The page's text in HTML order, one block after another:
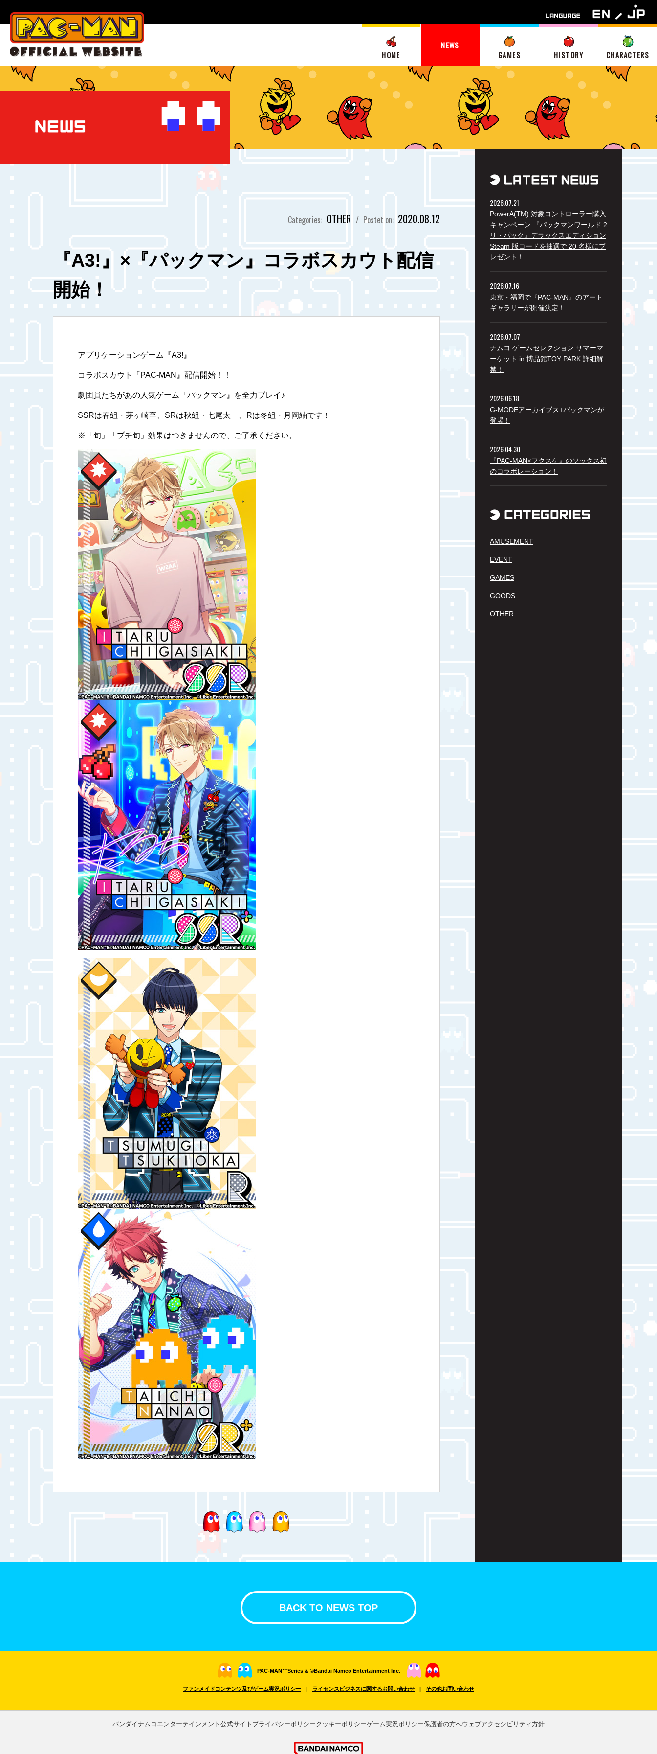
HOME
NEWS
GAMES
HISTORY CHARACTERS
Categories: OTHER / Postet on: 2020.08.12
『A3!』×『パックマン』コラボスカウト配信
開始！
アプリケーションゲーム『A3!』
コラボスカウト『PAC-MAN』配信開始！！
劇団員たちがあの人気ゲーム『パックマン』を全力プレイ♪
SSRは春組・茅ヶ崎至、SRは秋組・七尾太一、Rは冬組・月岡紬です！
※「旬」「プチ旬」効果はつきませんので、ご了承ください。
2026.07.21
PowerA(TM) 対象コントローラー購入
キャンペーン 『パックマンワールド 2
リ・パック』デラックスエディション
Steam 版コードを抽選で 20 名様にプ
レゼント！
2026.07.16
東京・福岡で『PAC-MAN』のアート
ギャラリーが開催決定！
2026.07.07
ナムコ ゲームセレクション サマーマ
ーケット in 博品館TOY PARK 詳細解
禁！
2026.06.18
G-MODEアーカイブス+パックマンが
登場！
2026.04.30
『PAC-MAN×フクスケ』のソックス初
のコラボレーション！
AMUSEMENT
EVENT
GAMES
GOODS
OTHER
BACK TO NEWS TOP
PAC-MAN™Series & ©Bandai Namco Entertainment Inc.
ファンメイドコンテンツ及びゲーム実況ポリシー ライセンスビジネスに関するお問い合わせ その他お問い合わせ
バンダイナムコエンターテインメント公式サイト プライバシーポリシークッキーポリシーゲーム実況ポリシー保護者の方へウェブアクセシビリティ方針